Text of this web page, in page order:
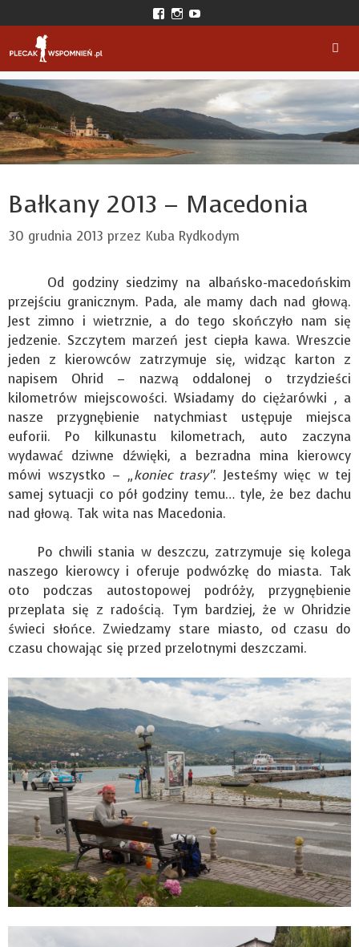
do
treści
View
plecakwspomnien’s
View
plecak_wspomnien’s
plecakwspomnien’s
Bałkany 2013 – Macedonia
30 grudnia 2013 przez Kuba Rydkodym
Od godziny siedzimy na albańsko-macedońskim
przejściu granicznym. Pada, ale mamy dach nad głową.
Jest zimno i wietrznie, a do tego skończyło nam się
jedzenie. Szczytem marzeń jest ciepła kawa. Wreszcie
jeden z kierowców zatrzymuje się, widząc karton z
napisem Ohrid – nazwą oddalonej o trzydzieści
kilometrów miejscowości. Wsiadamy do ciężarówki , a
nasze przygnębienie natychmiast ustępuje miejsca
euforii. Po kilkunastu kilometrach, auto zaczyna
wydawać dziwne dźwięki, a bezradna mina kierowcy
mówi wszystko – „koniec trasy”. Jesteśmy więc w tej
samej sytuacji co pół godziny temu… tyle, że bez dachu
nad głową. Tak wita nas Macedonia.
Po chwili stania w deszczu, zatrzymuje się kolega
naszego kierowcy i oferuje podwózkę do miasta. Tak
oto podczas autostopowej podróży, przygnębienie
przeplata się z radością. Tym bardziej, że w Ohridzie
świeci słońce. Zwiedzamy stare miasto, od czasu do
czasu chowając się przed przelotnymi deszczami.